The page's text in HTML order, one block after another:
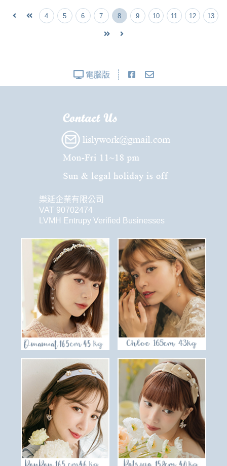
4 5 6 7 8 9 10 11 12 13
電腦版
樂延企業有限公司
VAT 90702474
LVMH Entrupy Verified Businesses